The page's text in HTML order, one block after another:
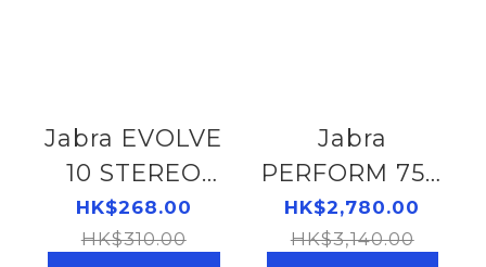
Jabra EVOLVE
10 STEREO
USB-A 有線頭
戴式耳機
HK$268.00
HK$310.00
Jabra
PERFORM 75 -
MONO 無線單
耳帶咪頭戴式耳
HK$2,780.00
HK$3,140.00